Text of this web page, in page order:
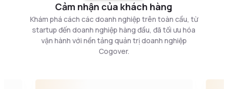
Cảm nhận của khách hàng
Khám phá cách các doanh nghiệp trên toàn cầu, từ
startup đến doanh nghiệp hàng đầu, đã tối ưu hóa
vận hành với nền tảng quản trị doanh nghiệp
Cogover.